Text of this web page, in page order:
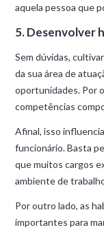
aquela pessoa que
5. Desenvolver
Sem dúvidas,
da sua área de
oportunidades. Por
competências
Afinal, isso
funcionário. Basta
que muitos cargos
ambiente de
Por outro lado, as
importantes para